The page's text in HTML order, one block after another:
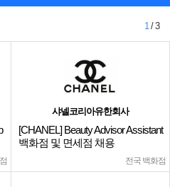
1/ 3
샤넬코리아유한회사
[CHANEL] Beauty Advisor Assistant
백화점 및 면세점 채용
전국 백화점